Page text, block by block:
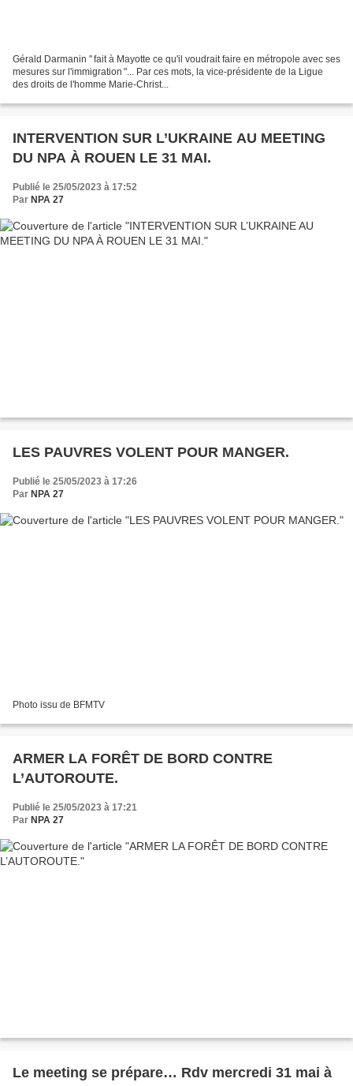
Gérald Darmanin " fait à Mayotte ce qu'il voudrait faire en métropole avec ses
mesures sur l'immigration "... Par ces mots, la vice-présidente de la Ligue
des droits de l'homme Marie-Christ...
INTERVENTION SUR L’UKRAINE AU MEETING
DU NPA À ROUEN LE 31 MAI.
Publié le 25/05/2023 à 17:52
Par NPA 27
LES PAUVRES VOLENT POUR MANGER.
Publié le 25/05/2023 à 17:26
Par NPA 27
Photo issu de BFMTV
ARMER LA FORÊT DE BORD CONTRE
L’AUTOROUTE.
Publié le 25/05/2023 à 17:21
Par NPA 27
Le meeting se prépare… Rdv mercredi 31 mai à